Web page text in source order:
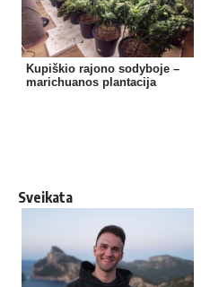
Kupiškio rajono sodyboje –
marichuanos plantacija
Sveikata